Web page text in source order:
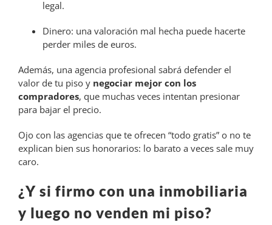
legal.
Dinero: una valoración mal hecha puede hacerte
perder miles de euros.
Además, una agencia profesional sabrá defender el
valor de tu piso y negociar mejor con los
compradores, que muchas veces intentan presionar
para bajar el precio.
Ojo con las agencias que te ofrecen “todo gratis” o no te
explican bien sus honorarios: lo barato a veces sale muy
caro.
¿Y si firmo con una inmobiliaria
y luego no venden mi piso?